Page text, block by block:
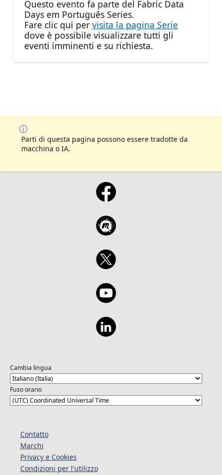
Questo evento fa parte del Fabric Data
Days em Português Series.
Fare clic qui per visita la pagina Serie
dove è possibile visualizzare tutti gli
eventi imminenti e su richiesta.
Parti di questa pagina possono essere tradotte da
macchina o IA.
Cambia lingua
Fuso orario
Contatto
Marchi
Privacy e Cookies
Condizioni per l'utilizzo